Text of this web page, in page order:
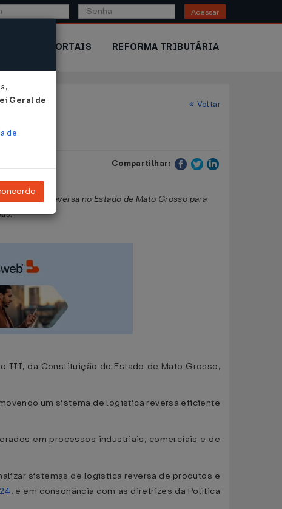
Acessar
PORTAIS REFORMA TRIBUTÁRIA
Voltar
Compartilhar:
logística reversa no Estado de Mato Grosso para
III, da Constituição do Estado de Mato Grosso,
um sistema de logística reversa eficiente
em processos industriais, comerciais e de
sistemas de logística reversa de produtos e
, e em consonância com as diretrizes da Política
Geral de
de